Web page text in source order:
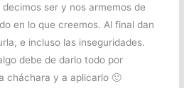
ser y nos armemos de
en lo que creemos. Al final dan
e incluso las inseguridades.
debe de darlo todo por
cháchara y a aplicarlo 🙂